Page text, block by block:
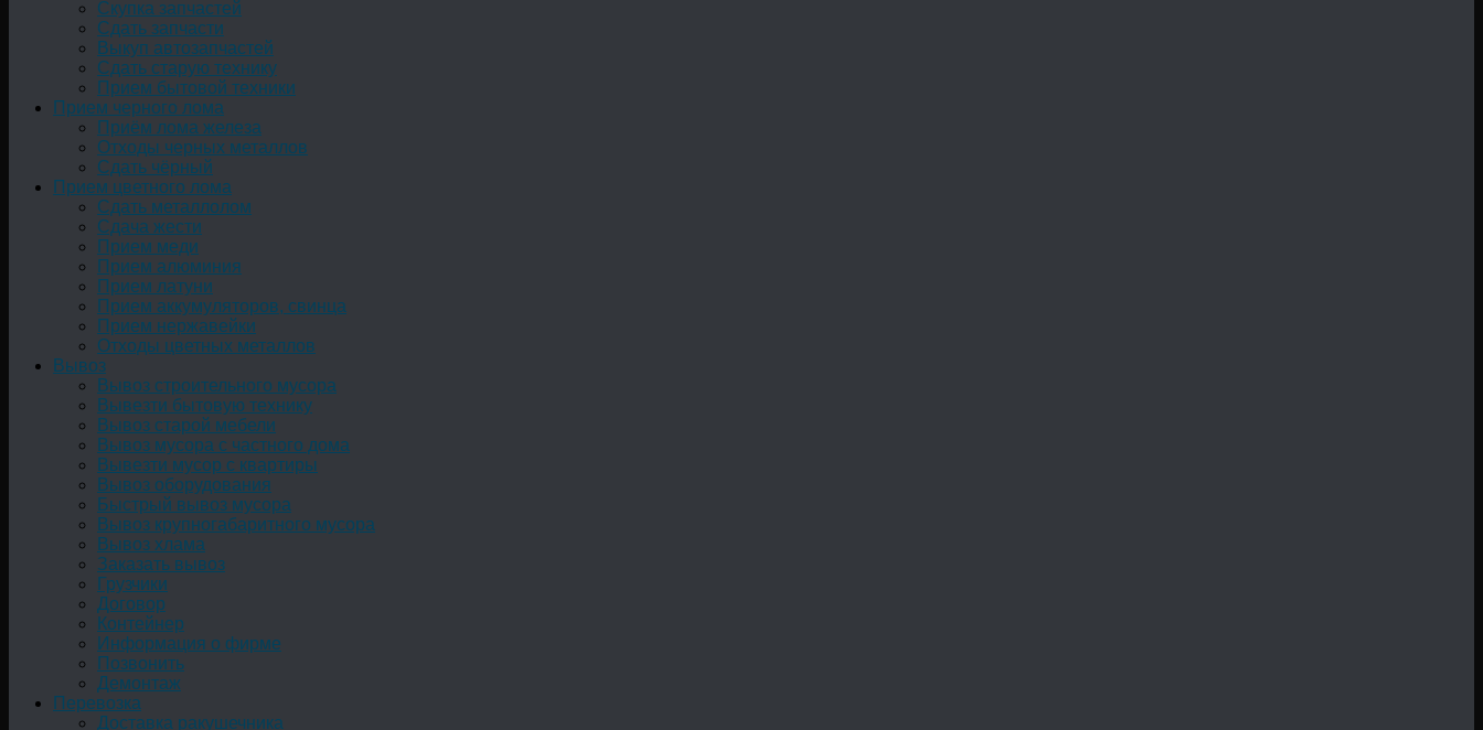
Скупка запчастей
Сдать запчасти
Выкуп автозапчастей
Сдать старую технику
Прием бытовой техники
Прием черного лома
Приём лома железа
Отходы черных металлов
Сдать чёрный
Прием цветного лома
Сдать металлолом
Сдача жести
Прием меди
Прием алюминия
Прием латуни
Прием аккумуляторов, свинца
Прием нержавейки
Отходы цветных металлов
Вывоз
Вывоз строительного мусора
Вывезти бытовую технику
Вывоз старой мебели
Вывоз мусора с частного дома
Вывезти мусор с квартиры
Вывоз оборудования
Быстрый вывоз мусора
Вывоз крупногабаритного мусора
Вывоз хлама
Заказать вывоз
Грузчики
Договор
Контейнер
Информация о фирме
Позвонить
Демонтаж
Перевозка
Доставка ракушечника